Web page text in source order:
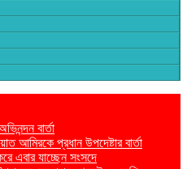
বার্তা
আমিরকে প্রধান উপদেষ্টার বার্তা
এবার যাচ্ছেন সংসদে